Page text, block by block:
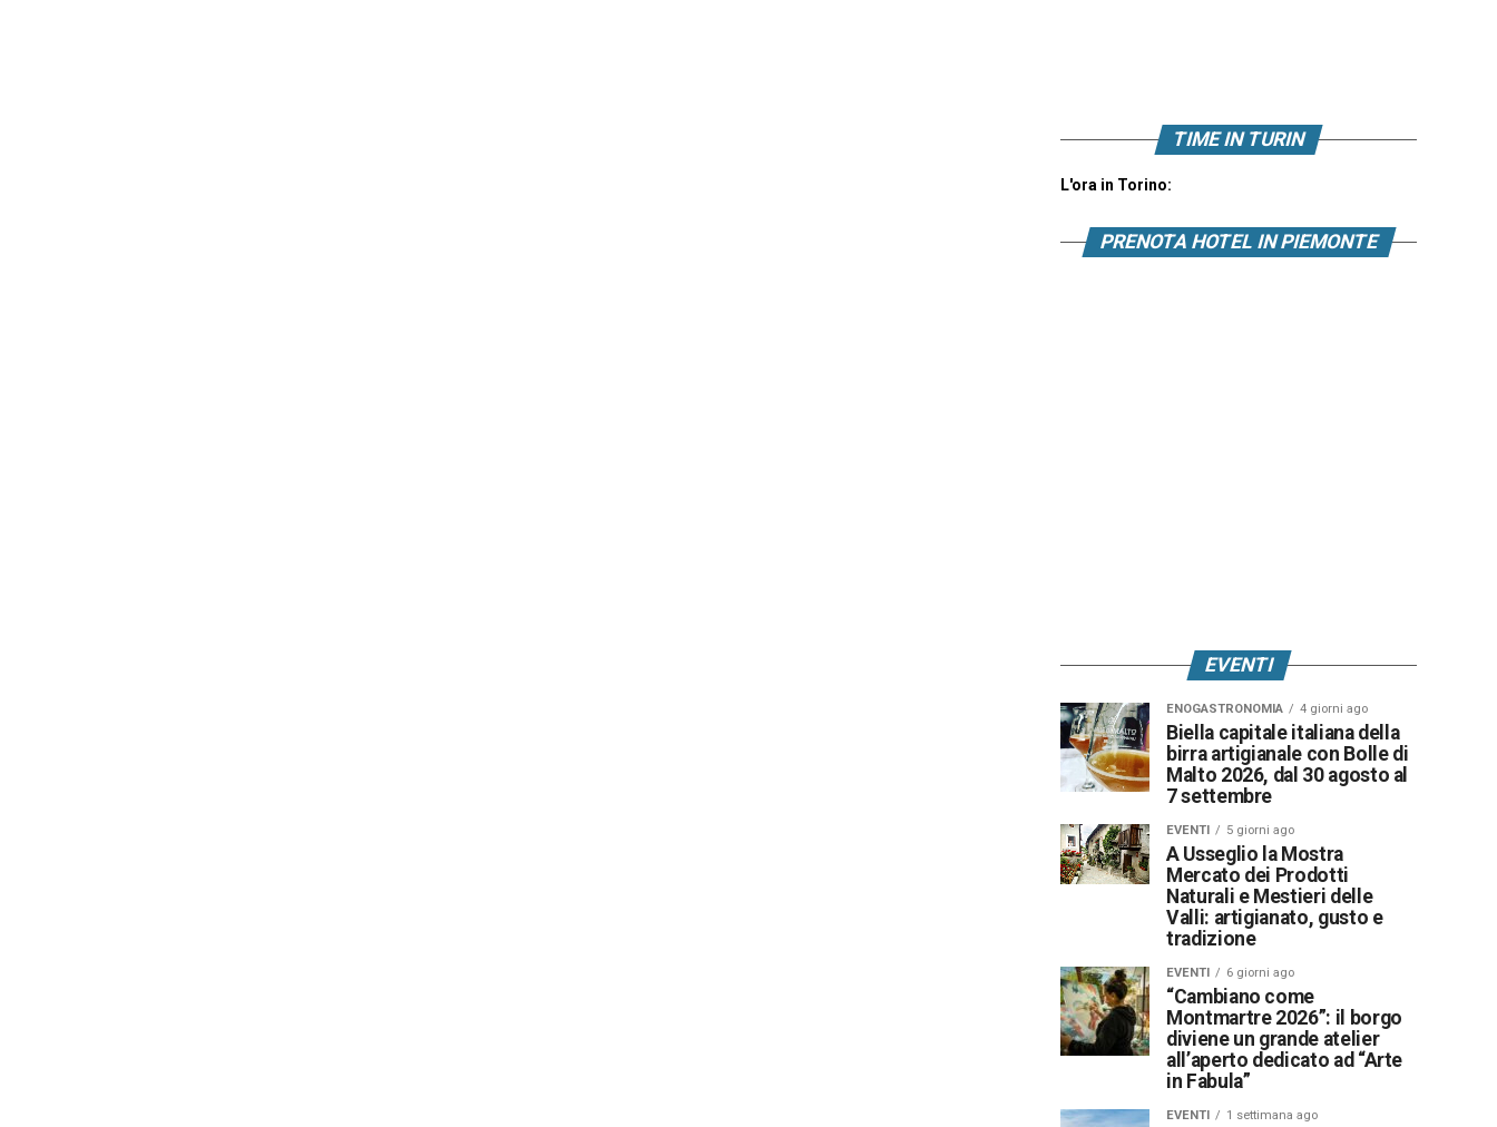
TIME IN TURIN
L'ora in Torino:
PRENOTA HOTEL IN PIEMONTE
EVENTI
ENOGASTRONOMIA 4 giorni ago
Biella capitale italiana della
birra artigianale con Bolle di
Malto 2026, dal 30 agosto al
7 settembre
EVENTI 5 giorni ago
A Usseglio la Mostra
Mercato dei Prodotti
Naturali e Mestieri delle
Valli: artigianato, gusto e
tradizione
EVENTI 6 giorni ago
“Cambiano come
Montmartre 2026”: il borgo
diviene un grande atelier
all’aperto dedicato ad “Arte
in Fabula”
EVENTI 1 settimana ago